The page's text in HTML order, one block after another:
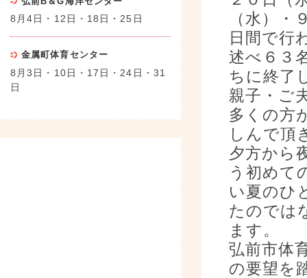
（水）・
日間で行
述べ６３
ちに終了
親子・ご
多くの方
しんで頂
夕方から
う初めて
い夏のひ
たのでは
ます。
弘前市体
の要望を
8月4日・12日・18日・25日
金属町体育センター
8月3日・10日・17日・24日・31
日